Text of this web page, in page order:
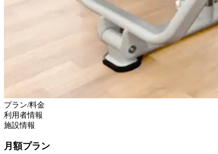
プラン/料金
利用者情報
施設情報
月額プラン